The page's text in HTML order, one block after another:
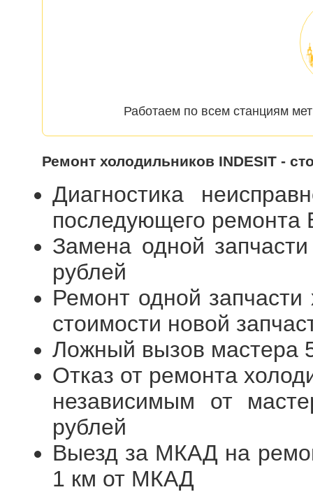
Работаем по всем станциям
Ремонт холодильников INDESIT -
Диагностика
последующего
Замена одной
рублей
Ремонт одной запчасти
стоимости новой
Ложный вызов мастера
Отказ от ремонта
независимым от
рублей
Выезд за МКАД на
1 км от МКАД